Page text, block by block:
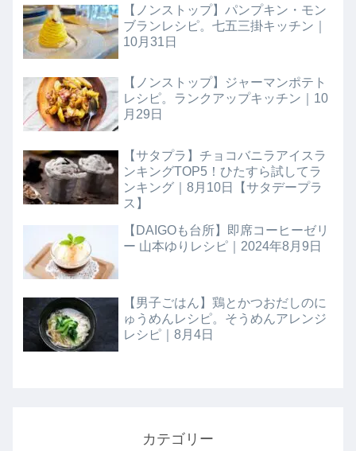
【ノンストップ】パンプキン・モン
ブランレシピ。七五三掛キッチン｜
10月31日
【ノンストップ】ジャーマンポテト
レシピ。ランクアップキッチン｜10
月29日
【サタプラ】チョコバニラアイスラ
ンキングTOP5！ひたすら試してラ
ンキング｜8月10日【サタデープラ
ス】
【DAIGOも台所】即席コーヒーゼリ
ー 山本ゆりレシピ｜2024年8月9日
【男子ごはん】鶏とかつおだしのに
ゅうめんレシピ。そうめんアレンジ
レシピ｜8月4日
カテゴリー